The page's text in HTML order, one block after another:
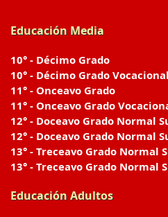
Educación Media
10° - Décimo Grado
10° - Décimo Grado Vocacional
11° - Onceavo Grado
11° - Onceavo Grado
12° - Doceavo Grado Normal
12° - Doceavo Grado Normal
13° - Treceavo Grado Normal
13° - Treceavo Grado Normal
Educación Adultos